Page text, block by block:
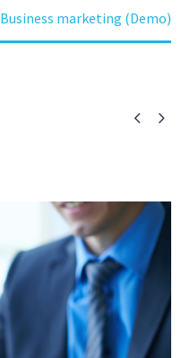
Business marketing (Demo)
 